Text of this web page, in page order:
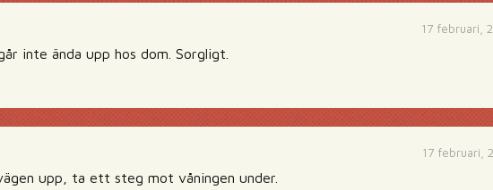
17 februari,
inte ända upp hos dom. Sorgligt.
17 februari,
upp, ta ett steg mot våningen under.